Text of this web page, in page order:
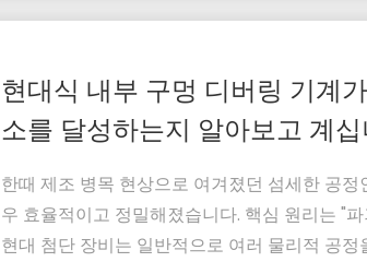
현대식 내부 구멍 디버링 기계
소를 달성하는지 알아보고 계
한때 제조 병목 현상으로 여겨졌던 섬세한 공
우 효율적이고 정밀해졌습니다. 핵심 원리는 "
현대 첨단 장비는 일반적으로 여러 물리적 공